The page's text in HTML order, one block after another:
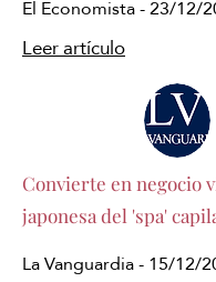
El Economista - 23/12/
Leer artículo
Convierte en negocio
japonesa del 'spa'
La Vanguardia - 15/12/